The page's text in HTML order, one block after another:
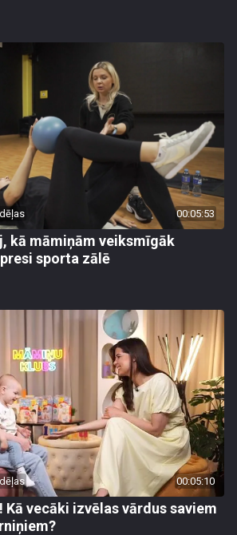
00:05:53
kā māmiņām veiksmīgāk
sporta zālē
00:05:10
Kā vecāki izvēlas vārdus saviem